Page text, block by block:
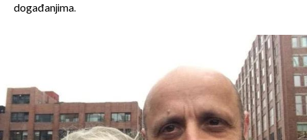
događanjima.